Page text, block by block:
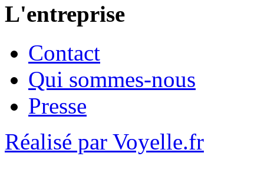
L'entreprise
Contact
Qui sommes-nous
Presse
Réalisé par Voyelle.fr